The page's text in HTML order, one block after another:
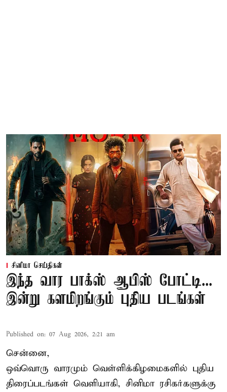
சினிமா செய்திகள்
இந்த வார பாக்ஸ் ஆபிஸ் போட்டி...
இன்று களமிறங்கும் புதிய படங்கள்
Published on: 07 Aug 2026, 2:21 am
சென்னை,
ஒவ்வொரு வாரமும் வெள்ளிக்கிழமைகளில் புதிய
திரைப்படங்கள் வெளியாகி, சினிமா ரசிகர்களுக்கு